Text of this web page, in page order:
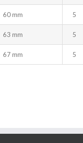
60 mm 5
63 mm 5
67 mm 5